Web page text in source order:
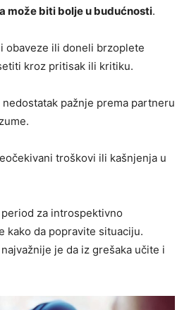
može biti bolje u budućnosti.
obaveze ili doneli brzoplete
kroz pritisak ili kritiku.
pažnje prema partneru
troškovi ili kašnjenja u
za introspektivno
kako da popravite situaciju.
je da iz grešaka učite i